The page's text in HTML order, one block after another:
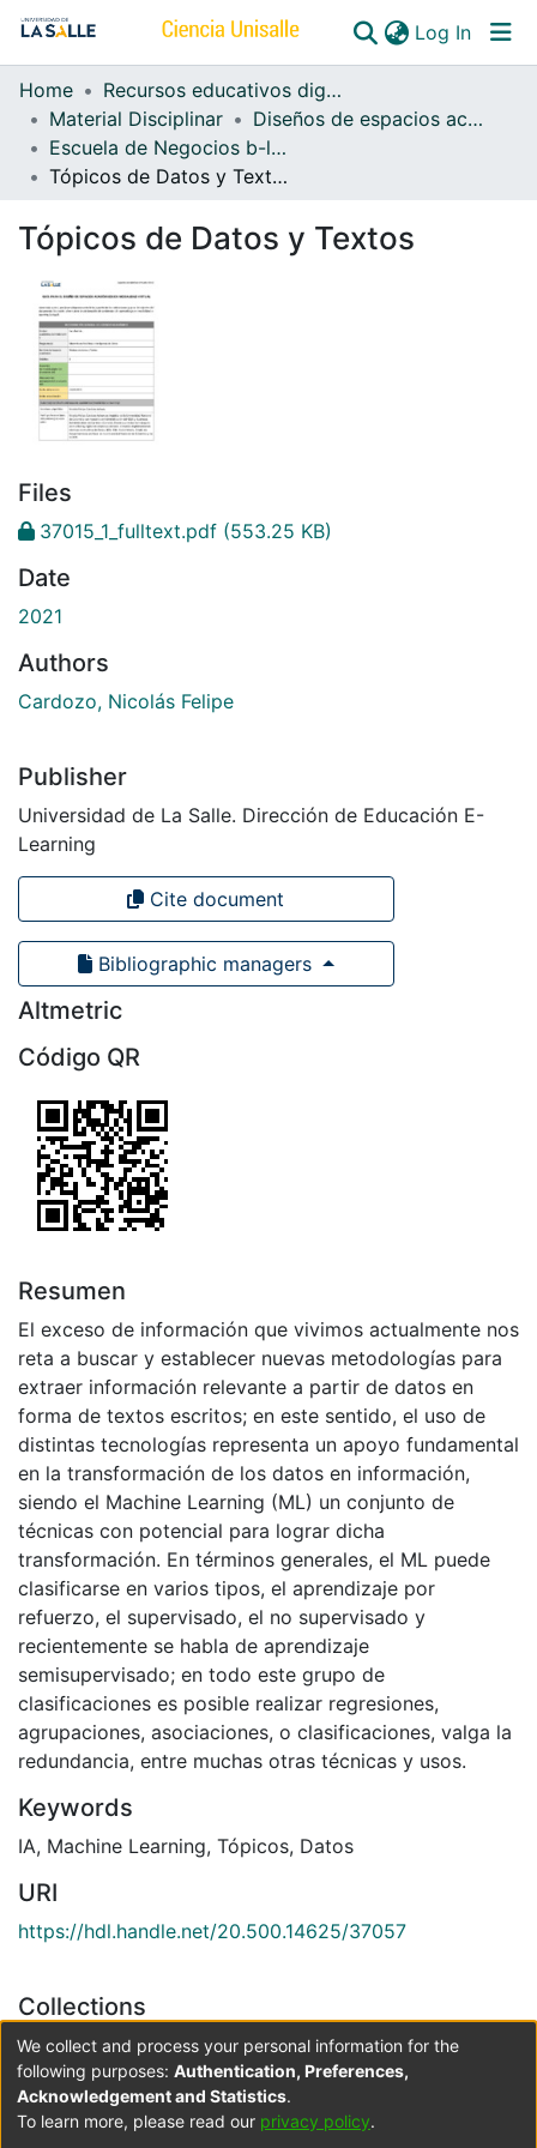
Log In
Communities & Collections
All of DSpace
Home
Recursos educativos digitales
Material Disciplinar
Diseños de espacios académicos b-learning
Escuela de Negocios b-learning
Tópicos de Datos y Textos
Tópicos de Datos y Textos
Files
37015_1_fulltext.pdf (553.25 KB)
Date
2021
Authors
Cardozo, Nicolás Felipe
Publisher
Universidad de La Salle. Dirección de Educación E-
Learning
Cite document
Bibliographic managers
Altmetric
Código QR
Resumen
El exceso de información que vivimos actualmente nos
reta a buscar y establecer nuevas metodologías para
extraer información relevante a partir de datos en
forma de textos escritos; en este sentido, el uso de
distintas tecnologías representa un apoyo fundamental
en la transformación de los datos en información,
siendo el Machine Learning (ML) un conjunto de
técnicas con potencial para lograr dicha
transformación. En términos generales, el ML puede
clasificarse en varios tipos, el aprendizaje por
refuerzo, el supervisado, el no supervisado y
recientemente se habla de aprendizaje
semisupervisado; en todo este grupo de
clasificaciones es posible realizar regresiones,
agrupaciones, asociaciones, o clasificaciones, valga la
redundancia, entre muchas otras técnicas y usos.
Keywords
IA, Machine Learning, Tópicos, Datos
URI
https://hdl.handle.net/20.500.14625/37057
Collections
Escuela de Negocios b-learning
Full item page
We collect and process your personal information for the
following purposes: Authentication, Preferences,
Acknowledgement and Statistics.
To learn more, please read our privacy policy.